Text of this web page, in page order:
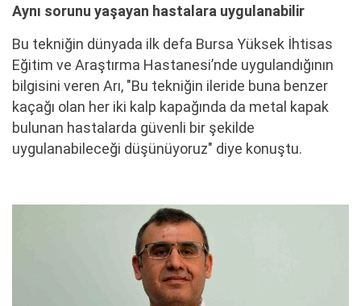
Aynı sorunu yaşayan hastalara uygulanabilir
Bu tekniğin dünyada ilk defa Bursa Yüksek İhtisas
Eğitim ve Araştırma Hastanesi’nde uygulandığının
bilgisini veren Arı, "Bu tekniğin ileride buna benzer
kaçağı olan her iki kalp kapağında da metal kapak
bulunan hastalarda güvenli bir şekilde
uygulanabileceği düşünüyoruz" diye konuştu.